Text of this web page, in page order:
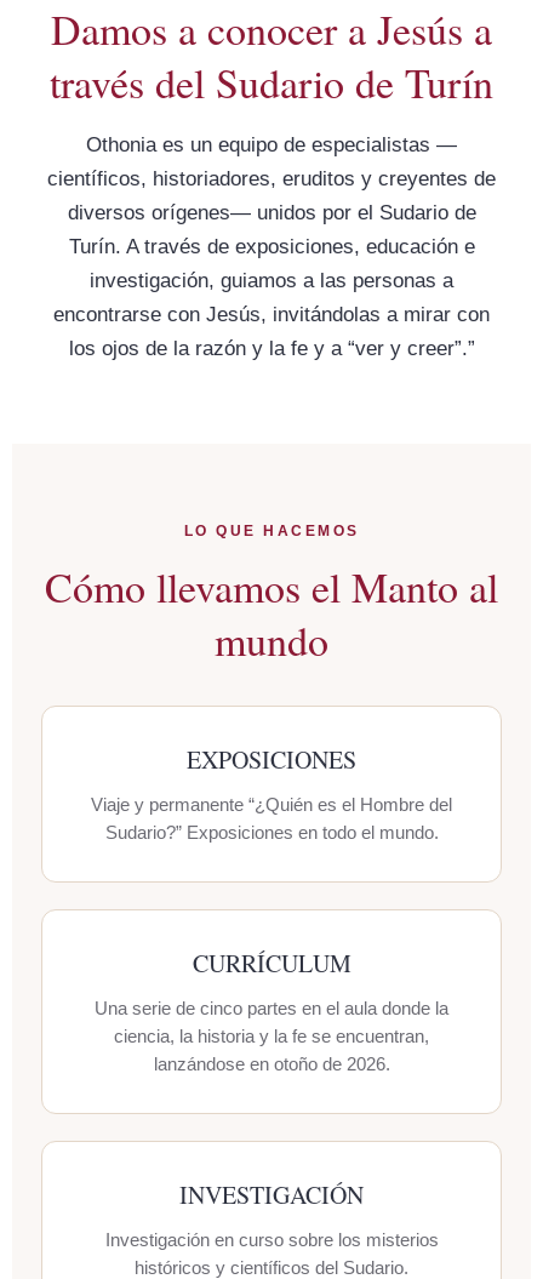
Damos a conocer a Jesús a
través del Sudario de Turín
Othonia es un equipo de especialistas —
científicos, historiadores, eruditos y creyentes de
diversos orígenes— unidos por el Sudario de
Turín. A través de exposiciones, educación e
investigación, guiamos a las personas a
encontrarse con Jesús, invitándolas a mirar con
los ojos de la razón y la fe y a “ver y creer”.”
LO QUE HACEMOS
Cómo llevamos el Manto al
mundo
EXPOSICIONES
Viaje y permanente “¿Quién es el Hombre del
Sudario?” Exposiciones en todo el mundo.
CURRÍCULUM
Una serie de cinco partes en el aula donde la
ciencia, la historia y la fe se encuentran,
lanzándose en otoño de 2026.
INVESTIGACIÓN
Investigación en curso sobre los misterios
históricos y científicos del Sudario.